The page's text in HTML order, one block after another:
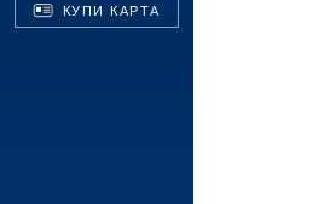
КУПИ КАРТА